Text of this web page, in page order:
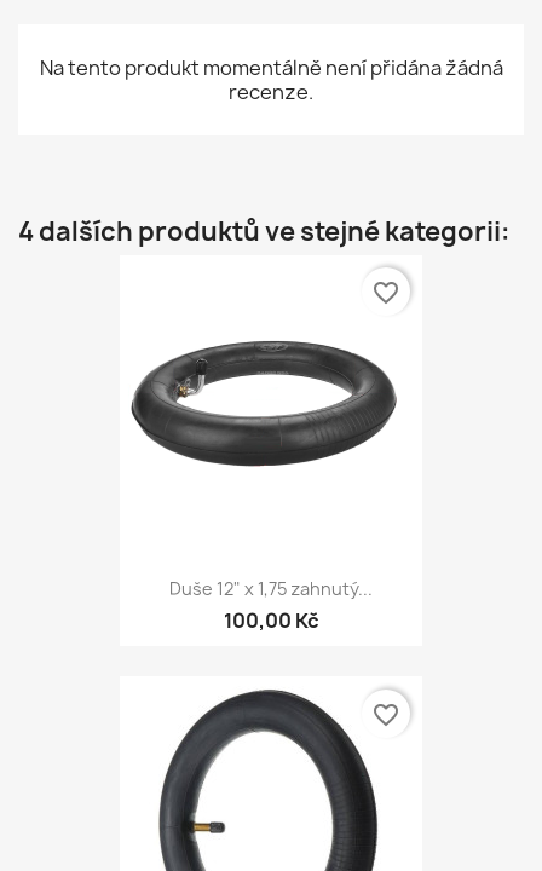
Na tento produkt momentálně není přidána žádná
recenze.
4 dalších produktů ve stejné kategorii:
Duše 12" x 1,75 zahnutý...
100,00 Kč
favorite_border
favorite_border